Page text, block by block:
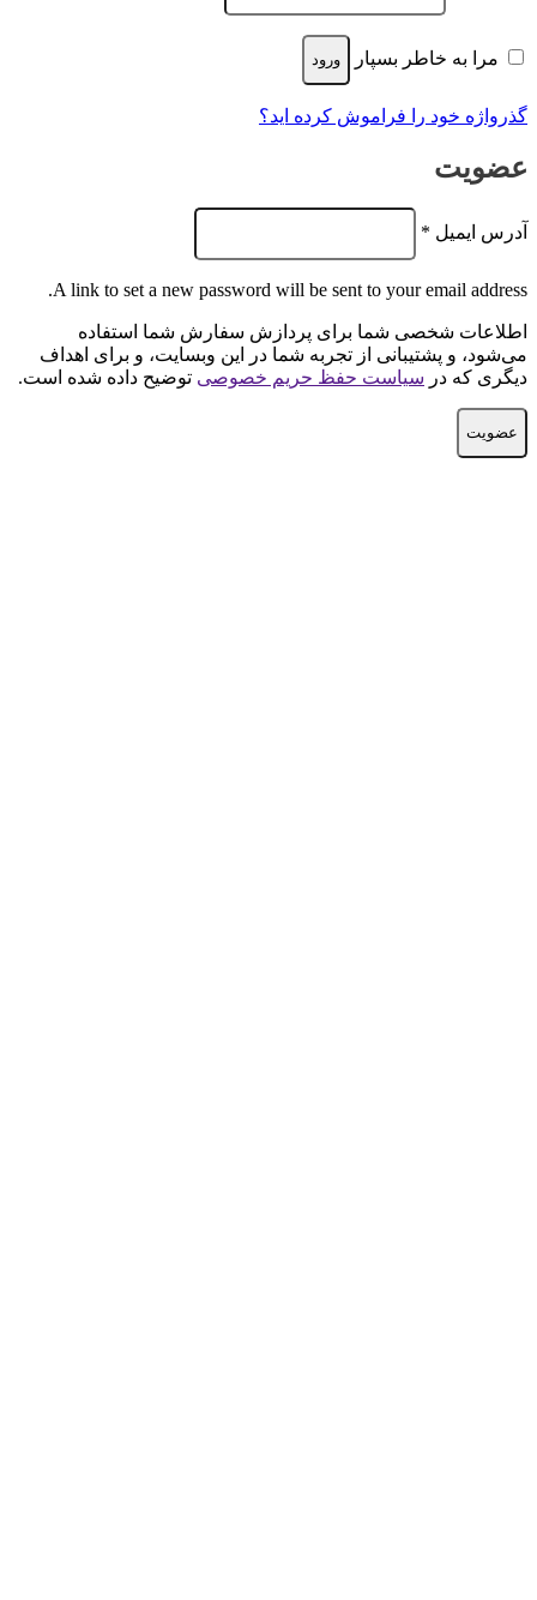
مرا به خاطر بسپار ورود
گذرواژه خود را فراموش کرده اید؟
عضویت
آدرس ایمیل *
الزامی
A link to set a new password will be sent to your email address.
اطلاعات شخصی شما برای پردازش سفارش شما استفاده
می‌شود، و پشتیبانی از تجربه شما در این وبسایت، و برای اهداف
دیگری که در سیاست حفظ حریم خصوصی توضیح داده شده است.
عضویت